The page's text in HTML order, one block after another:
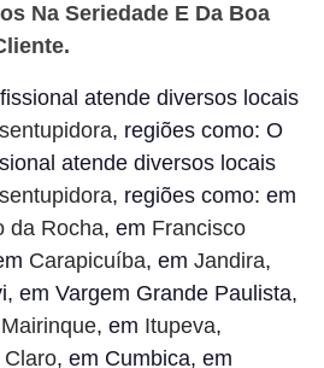
Na Seriedade E Da Boa
atende diversos locais
, regiões como: O
atende diversos locais
, regiões como: em
da Rocha, em Francisco
Carapicuíba, em Jandira,
em Vargem Grande Paulista,
Mairinque, em Itupeva,
Claro, em Cumbica, em